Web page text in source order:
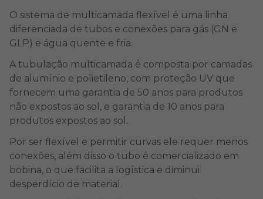
O sistema de multicamada flexível é uma linha
diferenciada de tubos e conexões para gás (GN e
GLP) e água quente e fria.
A tubulação multicamada é composta por camadas
de alumínio e polietileno, com proteção UV que
fornecem uma garantia de 50 anos para produtos
não expostos ao sol, e garantia de 10 anos para
produtos expostos ao sol.
Por ser flexível e permitir curvas ele requer menos
conexões, além disso o tubo é comercializado em
bobina, o que facilita a logística e diminui
desperdício de material.